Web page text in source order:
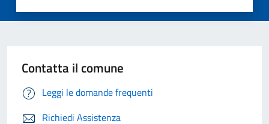
Contatta il comune
Leggi le domande frequenti
Richiedi Assistenza